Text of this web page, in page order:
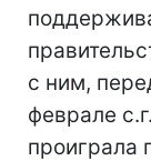
с ним,
феврале
проиграла